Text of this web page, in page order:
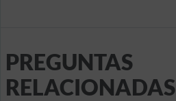
PREGUNTAS
RELACIONADAS